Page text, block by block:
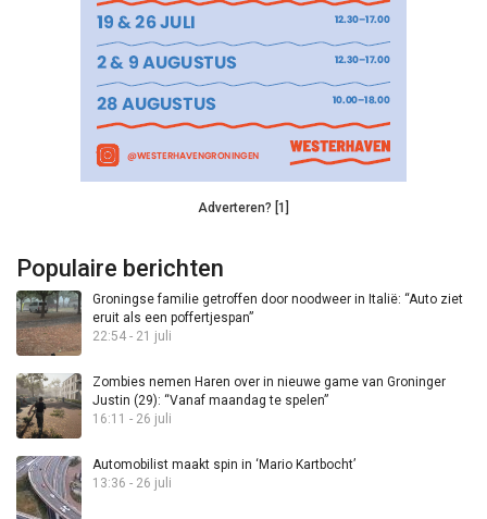
Adverteren? [1]
Populaire berichten
Groningse familie getroffen door noodweer in Italië: “Auto ziet
eruit als een poffertjespan”
22:54 - 21 juli
Zombies nemen Haren over in nieuwe game van Groninger
Justin (29): “Vanaf maandag te spelen”
16:11 - 26 juli
Automobilist maakt spin in ‘Mario Kartbocht’
13:36 - 26 juli